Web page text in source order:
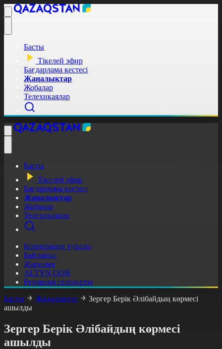
Басты
Тікелей эфир
Бағдарлама кестесі
Жаңалықтар
Жобалар
Телехикаялар
Басты
Тікелей эфир
Бағдарлама кестесі
Жаңалықтар
Жобалар
Телехикаялар
Корпорация туралы
Байланыс
Жарнама
ALTYN QOR
Редакция стандарты
Басты
Жаңалықтар
Зергер Берік Әлібайдың көрмесі
ашылды
Зергер Берік Әлібайдың көрмесі
ашылды